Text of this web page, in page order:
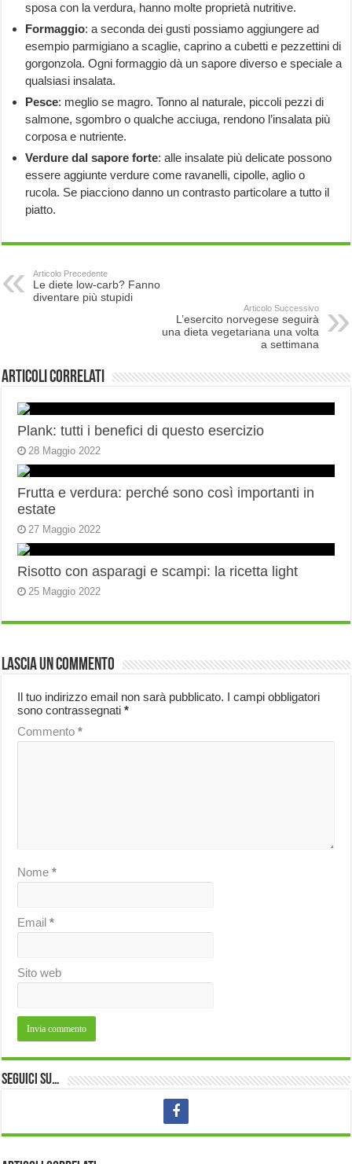
sposa con la verdura, hanno molte proprietà nutritive.
Formaggio: a seconda dei gusti possiamo aggiungere ad
esempio parmigiano a scaglie, caprino a cubetti e pezzettini di
gorgonzola. Ogni formaggio dà un sapore diverso e speciale a
qualsiasi insalata.
Pesce: meglio se magro. Tonno al naturale, piccoli pezzi di
salmone, sgombro o qualche acciuga, rendono l’insalata più
corposa e nutriente.
Verdure dal sapore forte: alle insalate più delicate possono
essere aggiunte verdure come ravanelli, cipolle, aglio o
rucola. Se piacciono danno un contrasto particolare a tutto il
piatto.
Articolo Precedente
Le diete low-carb? Fanno
diventare più stupidi
Articolo Successivo
L’esercito norvegese seguirà
una dieta vegetariana una volta
a settimana
Articoli correlati
Plank: tutti i benefici di questo esercizio
28 Maggio 2022
Frutta e verdura: perché sono così importanti in
estate
27 Maggio 2022
Risotto con asparagi e scampi: la ricetta light
25 Maggio 2022
Lascia un commento
Il tuo indirizzo email non sarà pubblicato. I campi obbligatori
sono contrassegnati*
Commento*
Nome*
Email*
Sito web
Seguici su…